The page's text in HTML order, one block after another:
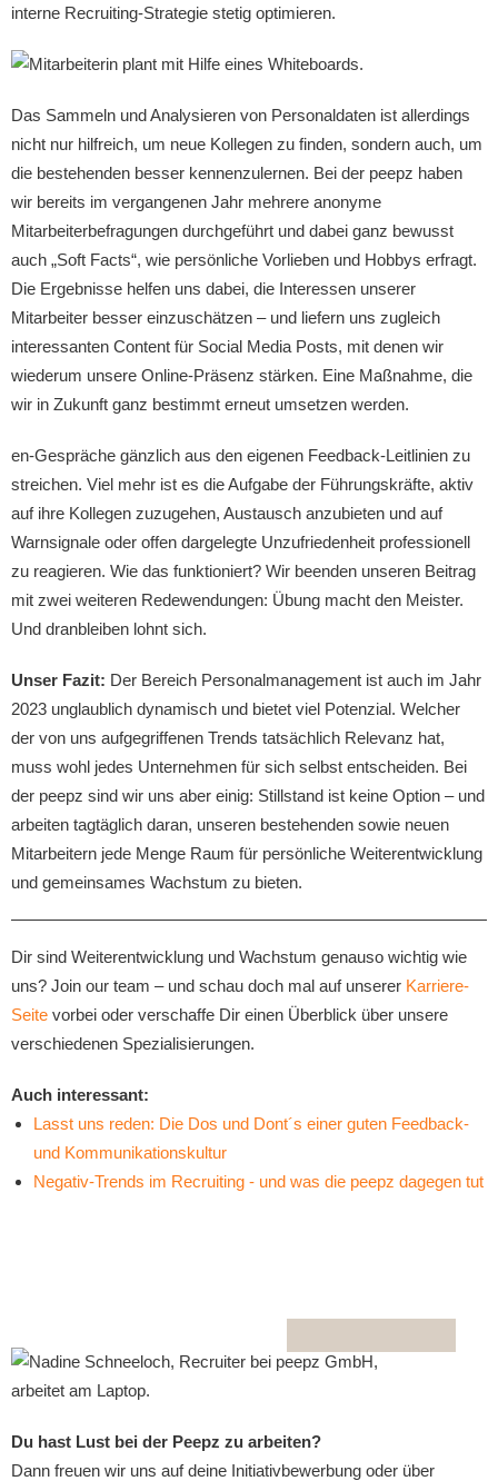
interne Recruiting-Strategie stetig optimieren.
Das Sammeln und Analysieren von Personaldaten ist allerdings
nicht nur hilfreich, um neue Kollegen zu finden, sondern auch, um
die bestehenden besser kennenzulernen. Bei der peepz haben
wir bereits im vergangenen Jahr mehrere anonyme
Mitarbeiterbefragungen durchgeführt und dabei ganz bewusst
auch „Soft Facts“, wie persönliche Vorlieben und Hobbys erfragt.
Die Ergebnisse helfen uns dabei, die Interessen unserer
Mitarbeiter besser einzuschätzen – und liefern uns zugleich
interessanten Content für Social Media Posts, mit denen wir
wiederum unsere Online-Präsenz stärken. Eine Maßnahme, die
wir in Zukunft ganz bestimmt erneut umsetzen werden.
en-Gespräche gänzlich aus den eigenen Feedback-Leitlinien zu
streichen. Viel mehr ist es die Aufgabe der Führungskräfte, aktiv
auf ihre Kollegen zuzugehen, Austausch anzubieten und auf
Warnsignale oder offen dargelegte Unzufriedenheit professionell
zu reagieren. Wie das funktioniert? Wir beenden unseren Beitrag
mit zwei weiteren Redewendungen: Übung macht den Meister.
Und dranbleiben lohnt sich.
Unser Fazit: Der Bereich Personalmanagement ist auch im Jahr
2023 unglaublich dynamisch und bietet viel Potenzial. Welcher
der von uns aufgegriffenen Trends tatsächlich Relevanz hat,
muss wohl jedes Unternehmen für sich selbst entscheiden. Bei
der peepz sind wir uns aber einig: Stillstand ist keine Option – und
arbeiten tagtäglich daran, unseren bestehenden sowie neuen
Mitarbeitern jede Menge Raum für persönliche Weiterentwicklung
und gemeinsames Wachstum zu bieten.
Dir sind Weiterentwicklung und Wachstum genauso wichtig wie
uns? Join our team – und schau doch mal auf unserer Karriere-
Seite vorbei oder verschaffe Dir einen Überblick über unsere
verschiedenen Spezialisierungen.
Auch interessant:
Lasst uns reden: Die Dos und Dont´s einer guten Feedback-
und Kommunikationskultur
Negativ-Trends im Recruiting - und was die peepz dagegen tut
Du hast Lust bei der Peepz zu arbeiten?
Dann freuen wir uns auf deine Initiativbewerbung oder über